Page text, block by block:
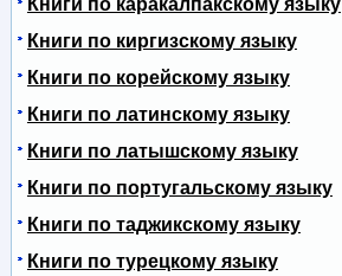
Книги по каракалпакскому языку
Книги по киргизскому языку
Книги по корейскому языку
Книги по латинскому языку
Книги по латышскому языку
Книги по португальскому языку
Книги по таджикскому языку
Книги по турецкому языку